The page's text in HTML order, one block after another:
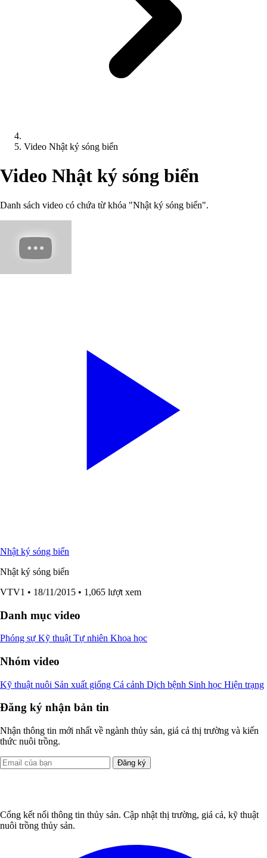
Video Nhật ký sóng biển
Video Nhật ký sóng biển
Danh sách video có chứa từ khóa "Nhật ký sóng biển".
Nhật ký sóng biển
Nhật ký sóng biển
VTV1 • 18/11/2015 • 1,065 lượt xem
Danh mục video
Phóng sự Kỹ thuật Tự nhiên Khoa học
Nhóm video
Kỹ thuật nuôi Sản xuất giống Cá cảnh Dịch bệnh Sinh học Hiện trạng
Đăng ký nhận bản tin
Nhận thông tin mới nhất về ngành thủy sản, giá cả thị trường và kiến
thức nuôi trồng.
Đăng ký
Cổng kết nối thông tin thủy sản. Cập nhật thị trường, giá cả, kỹ thuật
nuôi trồng thủy sản.